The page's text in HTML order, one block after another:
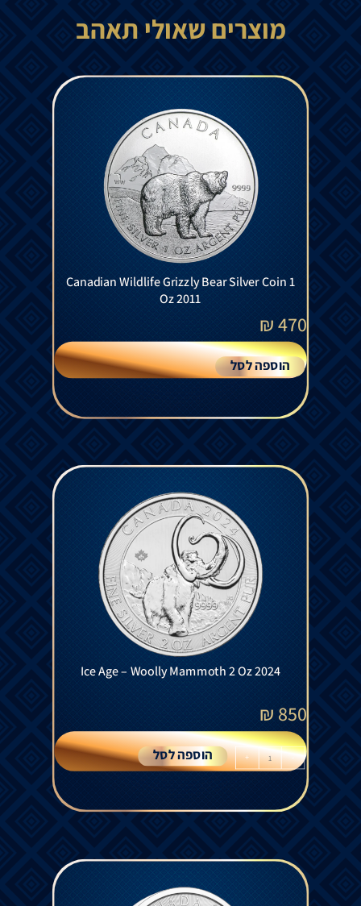
מוצרים שאולי תאהב
Canadian Wildlife Grizzly Bear Silver Coin 1
Oz 2011
470
₪
הוספה לסל
Ice Age – Woolly Mammoth 2 Oz 2024
850
₪
-
+ הוספה לסל